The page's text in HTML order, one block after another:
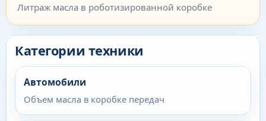
Литраж масла в роботизированной коробке
Категории техники
Автомобили
Объем масла в коробке передач